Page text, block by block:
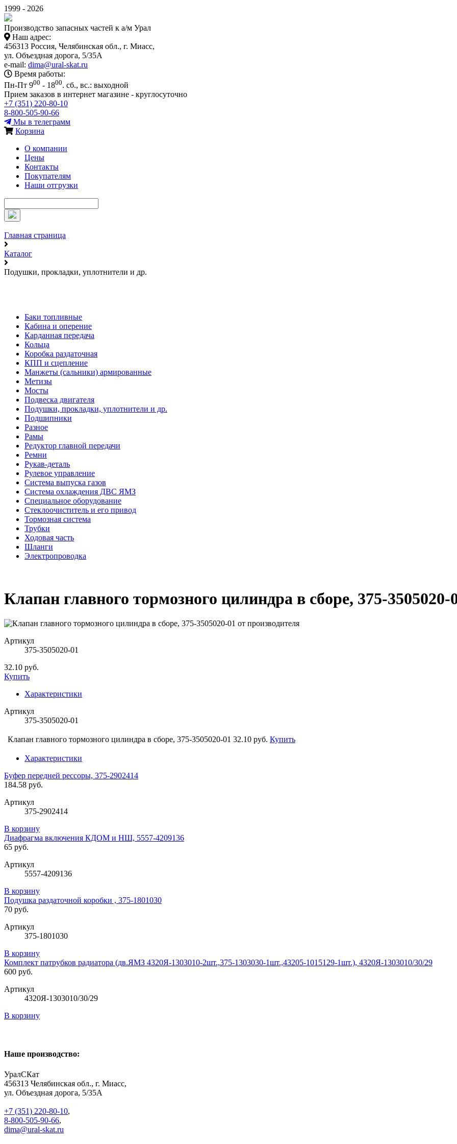
1999 - 2026
Производство запасных частей к а/м Урал
Наш адрес:
456313 Россия, Челябинская обл., г. Миасс,
ул. Объездная дорога, 5/35А
e-mail: dima@ural-skat.ru
Время работы:
Пн-Пт 900 - 1800. сб., вс.: выходной
Прием заказов в интернет магазине - круглосуточно
+7 (351) 220-80-10
8-800-505-90-66
Мы в телеграмм
Корзина
О компании
Цены
Контакты
Покупателям
Наши отгрузки
Главная страница
Каталог
Подушки, прокладки, уплотнители и др.
Баки топливные
Кабина и оперение
Карданная передача
Кольца
Коробка раздаточная
КПП и сцепление
Манжеты (сальники) армированные
Метизы
Мосты
Подвеска двигателя
Подушки, прокладки, уплотнители и др.
Подшипники
Разное
Рамы
Редуктор главной передачи
Ремни
Рукав-деталь
Рулевое управление
Система выпуска газов
Система охлаждения ДВС ЯМЗ
Специальное оборудование
Стеклоочиститель и его привод
Тормозная система
Трубки
Ходовая часть
Шланги
Электропроводка
Клапан главного тормозного цилиндра в сборе, 375-3505020-
Артикул
375-3505020-01
32.10 руб.
Купить
Характеристики
Артикул
375-3505020-01
Клапан главного тормозного цилиндра в сборе, 375-3505020-01 32.10 руб. Купить
Характеристики
Буфер передней рессоры, 375-2902414
184.58 руб.
Артикул
375-2902414
В корзину
Диафрагма включения КДОМ и НШ, 5557-4209136
65 руб.
Артикул
5557-4209136
В корзину
Подушка раздаточной коробки , 375-1801030
70 руб.
Артикул
375-1801030
В корзину
Комплект патрубков радиатора (дв.ЯМЗ 4320Я-1303010-2шт.,375-1303030-1шт.,43205-1015129-1шт.), 4320Я-1303010/30/29
600 руб.
Артикул
4320Я-1303010/30/29
В корзину
Наше производство:
УралСКат
456313 Челябинская обл., г. Миасс,
ул. Объездная дорога, 5/35А
+7 (351) 220-80-10,
8-800-505-90-66,
dima@ural-skat.ru